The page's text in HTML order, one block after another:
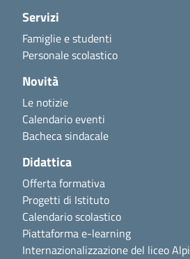
Servizi
Famiglie e studenti
Personale scolastico
Novità
Le notizie
Calendario eventi
Bacheca sindacale
Didattica
Offerta formativa
Progetti di Istituto
Calendario scolastico
Piattaforma e-learning
Internazionalizzazione del liceo Alpi